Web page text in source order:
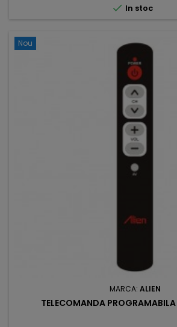
 In stoc
Nou
MARCA: ALIEN
TELECOMANDA